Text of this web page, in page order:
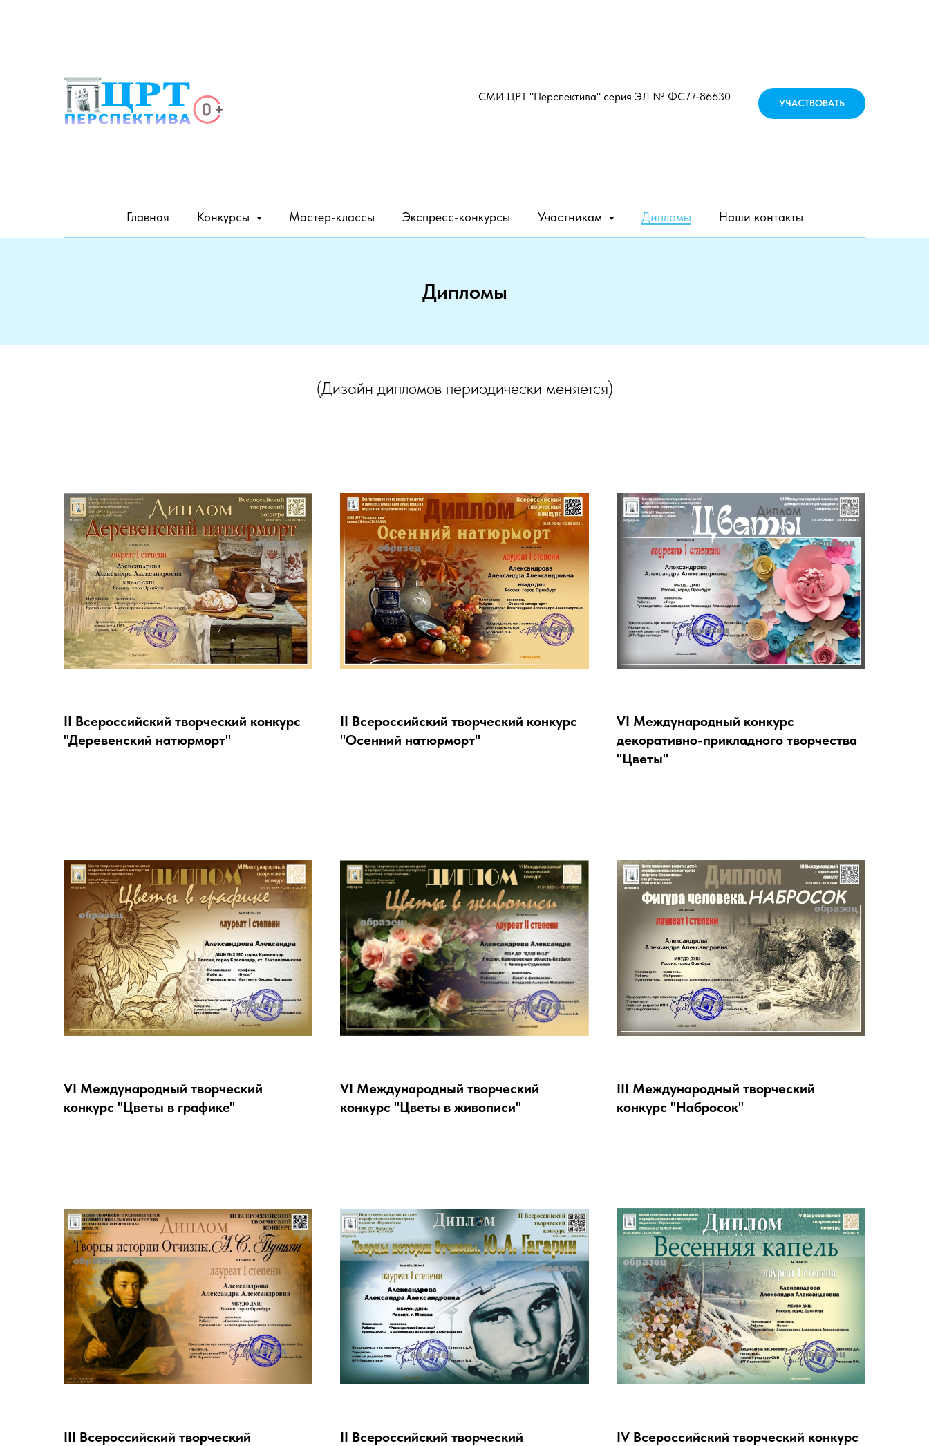
СМИ ЦРТ "Перспектива" серия ЭЛ № ФС77-86630 УЧАСТВОВАТЬ
Главная Конкурсы Мастер-классы Экспресс-конкурсы Участникам Дипломы Наши контакты
Дипломы
(Дизайн дипломов периодически меняется)
II Всероссийский творческий конкурс
"Деревенский натюрморт"
II Всероссийский творческий конкурс
"Осенний натюрморт"
VI Международный конкурс
декоративно-прикладного творчества
"Цветы"
VI Международный творческий
конкурс "Цветы в графике"
VI Международный творческий
конкурс "Цветы в живописи"
III Международный творческий
конкурс "Набросок"
III Всероссийский творческий
II Всероссийский творческий
IV Всероссийский творческий конкурс